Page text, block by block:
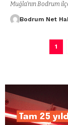
Muğla’nın Bodrum
Bodrum Net
1